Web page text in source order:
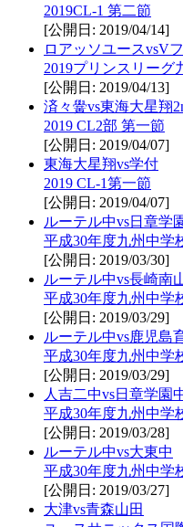
2019CL-1 第二節
[公開日: 2019/04/14]
ロアッソユースvsV
2019プリンスリーグ
[公開日: 2019/04/13]
済々黌vs東海大星翔
2019 CL2部 第一節
[公開日: 2019/04/07]
東海大星翔vs学付
2019 CL-1第一節
[公開日: 2019/04/07]
ルーテル中vs日章学
平成30年度九州中学
[公開日: 2019/03/30]
ルーテル中vs長崎南
平成30年度九州中学
[公開日: 2019/03/29]
ルーテル中vs鹿児島
平成30年度九州中学
[公開日: 2019/03/29]
人吉二中vs日章学園
平成30年度九州中学
[公開日: 2019/03/28]
ルーテル中vs大東中
平成30年度九州中学
[公開日: 2019/03/27]
大津vs青森山田